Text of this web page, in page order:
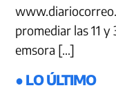
promediar las 11
emsora […]
● LO ÚLTIMO